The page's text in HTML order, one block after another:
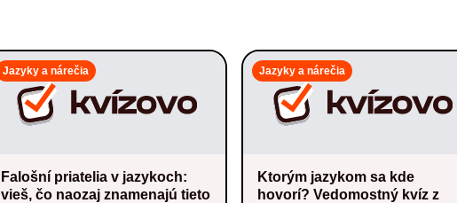
Jazyky a nárečia
Falošní priatelia v jazykoch:
vieš, čo naozaj znamenajú tieto
Jazyky a nárečia
Ktorým jazykom sa kde
hovorí? Vedomostný kvíz z